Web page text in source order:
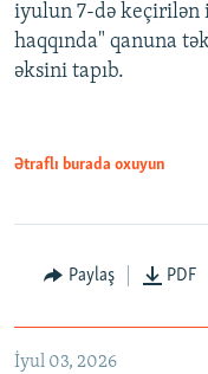
Auto 240p
iyulun 7-də keçirilən
haqqında" qanuna
əksini tapıb.
Ətraflı burada oxuyun
Paylaş PDF
İyul 03, 2026